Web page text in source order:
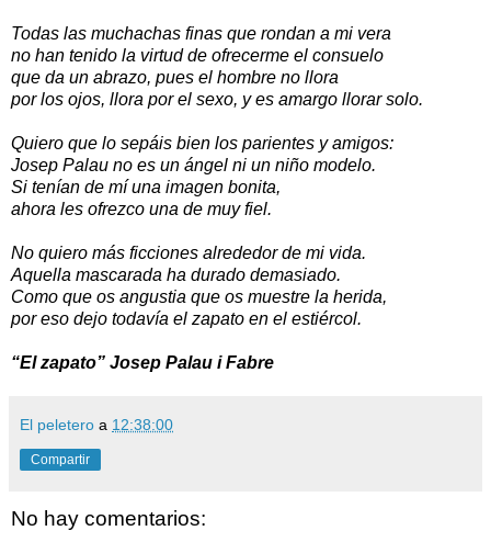
Todas las muchachas finas que rondan a mi vera
no han tenido la virtud de ofrecerme el consuelo
que da un abrazo, pues el hombre no llora
por los ojos, llora por el sexo, y es amargo llorar solo.
Quiero que lo sepáis bien los parientes y amigos:
Josep Palau no es un ángel ni un niño modelo.
Si tenían de mí una imagen bonita,
ahora les ofrezco una de muy fiel.
No quiero más ficciones alrededor de mi vida.
Aquella mascarada ha durado demasiado.
Como que os angustia que os muestre la herida,
por eso dejo todavía el zapato en el estiércol.
“El zapato” Josep Palau i Fabre
El peletero a 12:38:00
Compartir
No hay comentarios: